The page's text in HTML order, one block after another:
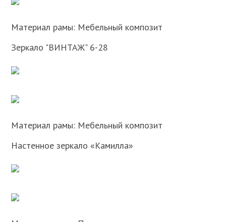
Материал рамы: Мебельный композит
Зеркало "ВИНТАЖ" 6-28
Материал рамы: Мебельный композит
Настенное зеркало «Камилла»